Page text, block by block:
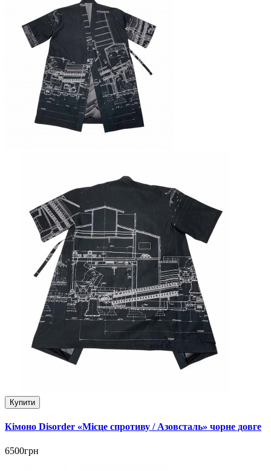
Купити
Кімоно Disorder «Місце спротиву / Азовсталь» чорне довге
6500грн